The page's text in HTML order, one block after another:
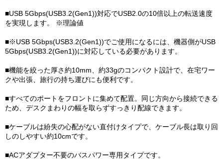
■USB 5Gbps(USB3.2(Gen1))対応でUSB2.0の10倍以上の転送速度
を実現します。 ※理論値
■※USB 5Gbps(USB3.2(Gen1))でご使用になるには、機器側がUSB
5Gbps(USB3.2(Gen1))に対応している必要があります。
■機能を絞った厚さ約10mm、約33gのコンパクト設計で、在宅ワー
クや出張、旅行の持ち運びにも便利です。
■すべてのポートをフロントに集めて配置。同じ方向から接続できる
ため、デスクまわりの幅を取らずすっきり配線できます。
■ケーブルは紛失の心配がない直付けタイプで、ケーブル長は取り回
しのしやすい約10cmです。
■ACアダプター不要のバスパワー専用タイプです。